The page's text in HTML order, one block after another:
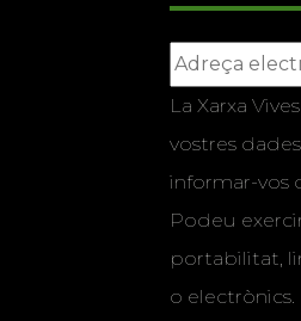
La Xarxa
vostres
informar-vos
Podeu
portabilitat,
o